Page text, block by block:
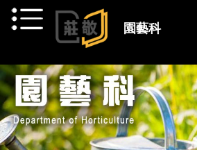
跳到主要內容
園藝科